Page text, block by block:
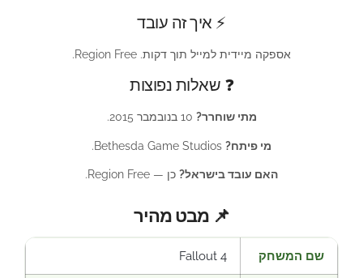
⚡ איך זה עובד
אספקה מיידית למייל תוך דקות. Region Free.
❓ שאלות נפוצות
מתי שוחרר?
מי פיתח?
האם עובד בישראל? כן — Region Free.
📌 מבט מהיר
שם המשחק Fallout 4